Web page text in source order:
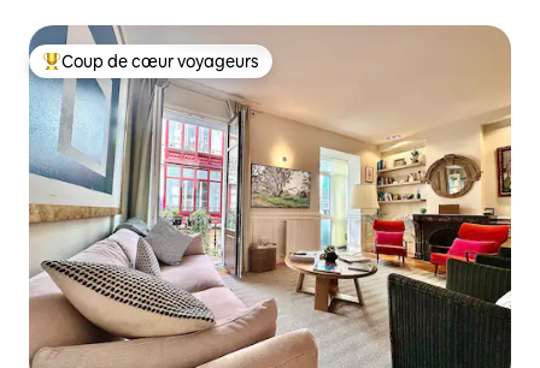
Coup de cœur voyageurs parmi les plus aimés
Coup de cœur voyageurs